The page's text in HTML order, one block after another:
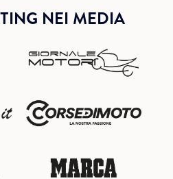
NEI MEDIA